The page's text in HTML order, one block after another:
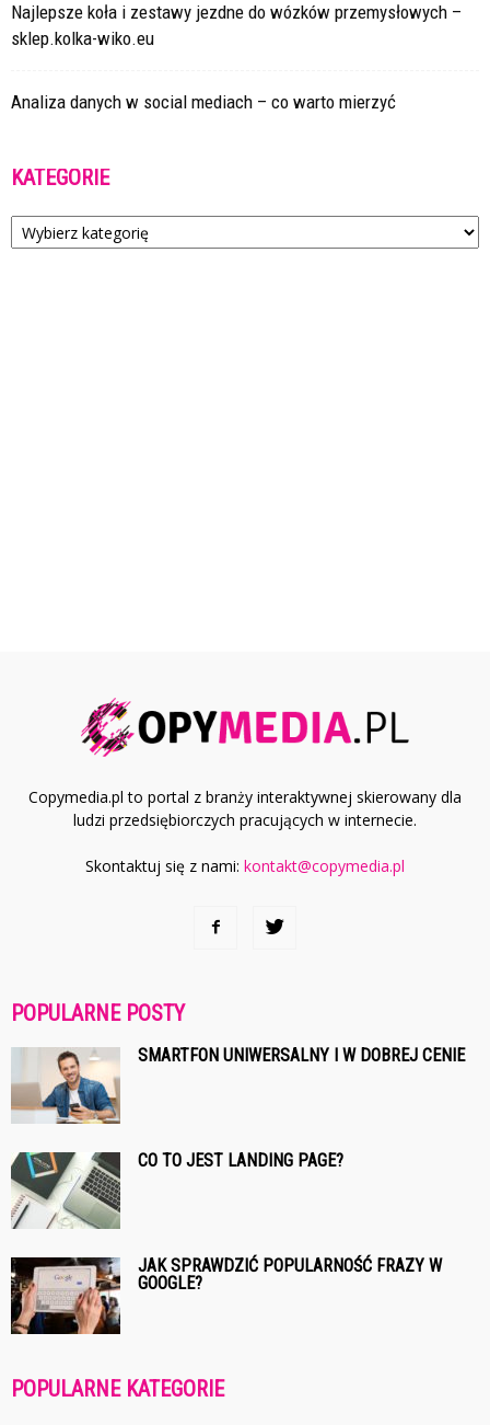
Najlepsze koła i zestawy jezdne do wózków przemysłowych –
sklep.kolka-wiko.eu
Analiza danych w social mediach – co warto mierzyć
KATEGORIE
Kategorie
Copymedia.pl to portal z branży interaktywnej skierowany dla
ludzi przedsiębiorczych pracujących w internecie.
Skontaktuj się z nami: kontakt@copymedia.pl
POPULARNE POSTY
SMARTFON UNIWERSALNY I W DOBREJ CENIE
CO TO JEST LANDING PAGE?
JAK SPRAWDZIĆ POPULARNOŚĆ FRAZY W
GOOGLE?
POPULARNE KATEGORIE